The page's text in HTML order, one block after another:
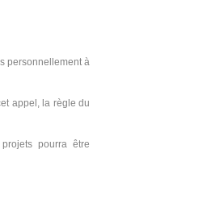
personnellement à
appel, la règle du
pourra être